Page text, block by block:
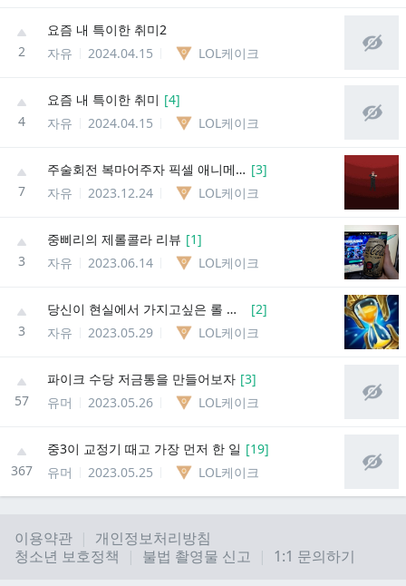
2
요즘 내 특이한 취미2
자유
2024.04.15 LOL케이크
4
요즘 내 특이한 취미 [4]
자유
2024.04.15 LOL케이크
7
주술회전 복마어주자 픽셀 애니메이션으로 만들어봄 [3]
자유
2023.12.24 LOL케이크
3
중삐리의 제롤콜라 리뷰 [1]
자유
2023.06.14 LOL케이크
3
당신이 현실에서 가지고싶은 롤 아이템은? [2]
자유
2023.05.29 LOL케이크
57
파이크 수당 저금통을 만들어보자 [3]
유머
2023.05.26 LOL케이크
367
중3이 교정기 때고 가장 먼저 한 일 [19]
유머
2023.05.25 LOL케이크
이용약관
개인정보처리방침
청소년 보호정책
불법 촬영물 신고 1:1 문의하기